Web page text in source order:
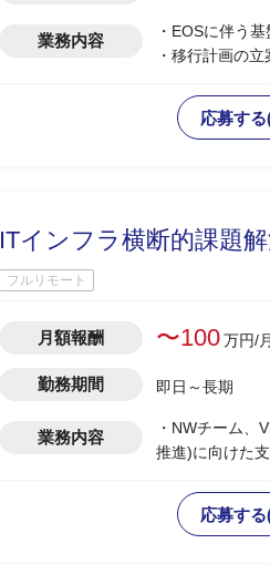
業務内容
・EOSに伴う
・移行計画の
・2023年12月
応募す
ITインフラ横断的課題
フルリモート
月額報酬 〜100万円/
勤務期間 即日～長期
業務内容
・NWチーム、
推進)に向けた
・各種資料作成
応募す